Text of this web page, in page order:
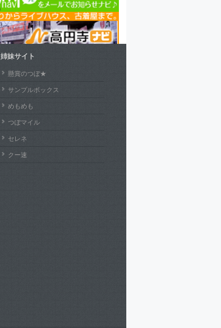
姉妹サイト
懸賞のつぼ★
サンプルボックス
めもめも
つぼマイル
セレネ
クー速